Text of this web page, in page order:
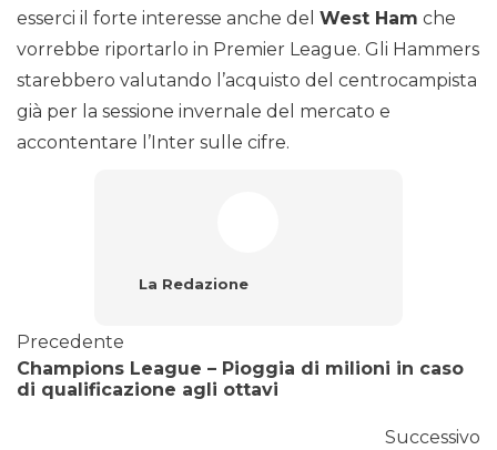
esserci il forte interesse anche del West Ham che
vorrebbe riportarlo in Premier League. Gli Hammers
starebbero valutando l’acquisto del centrocampista
già per la sessione invernale del mercato e
accontentare l’Inter sulle cifre.
La Redazione
Precedente
Champions League – Pioggia di milioni in caso
di qualificazione agli ottavi
Successivo